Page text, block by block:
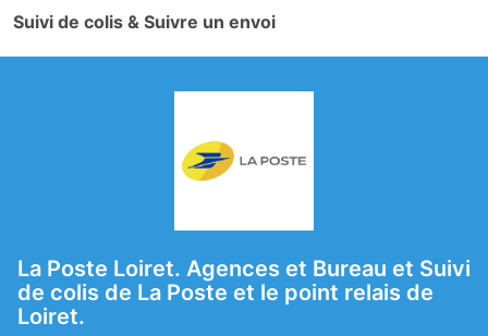
Suivi de colis & Suivre un envoi
La Poste Loiret. Agences et Bureau et Suivi
de colis de La Poste et le point relais de
Loiret.